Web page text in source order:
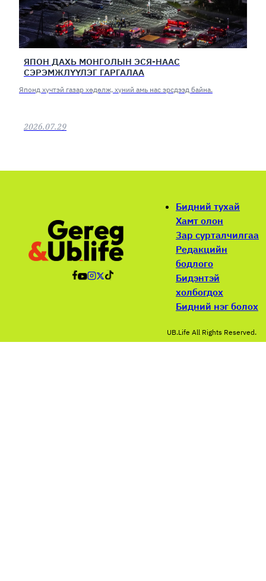
ЯПОН ДАХЬ МОНГОЛЫН ЭСЯ-НААС
СЭРЭМЖЛҮҮЛЭГ ГАРГАЛАА
Японд хүчтэй газар хөдөлж, хүний амь нас эрсдээд байна.
2026.07.29
Бидний тухай
Хамт олон
Зар сурталчилгаа
Редакцийн
бодлого
Бидэнтэй
холбогдох
Бидний нэг болох
UB.Life All Rights Reserved.